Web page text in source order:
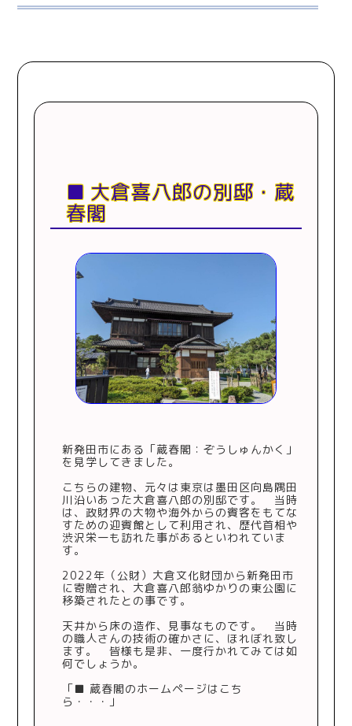
大倉喜八郎の別邸・蔵
春閣
新発田市にある「蔵春閣：ぞうしゅんかく」
を見学してきました。
こちらの建物、元々は東京は墨田区向島隅田
川沿いあった大倉喜八郎の別邸です。 当時
は、政財界の大物や海外からの賓客をもてな
すための迎賓館として利用され、歴代首相や
渋沢栄一も訪れた事があるといわれていま
す。
2022年（公財）大倉文化財団から新発田市
に寄贈され、大倉喜八郎翁ゆかりの東公園に
移築されたとの事です。
天井から床の造作、見事なものです。 当時
の職人さんの技術の確かさに、ほれぼれ致し
ます。 皆様も是非、一度行かれてみては如
何でしょうか。
「■ 蔵春閣のホームページはこち
ら・・・
」